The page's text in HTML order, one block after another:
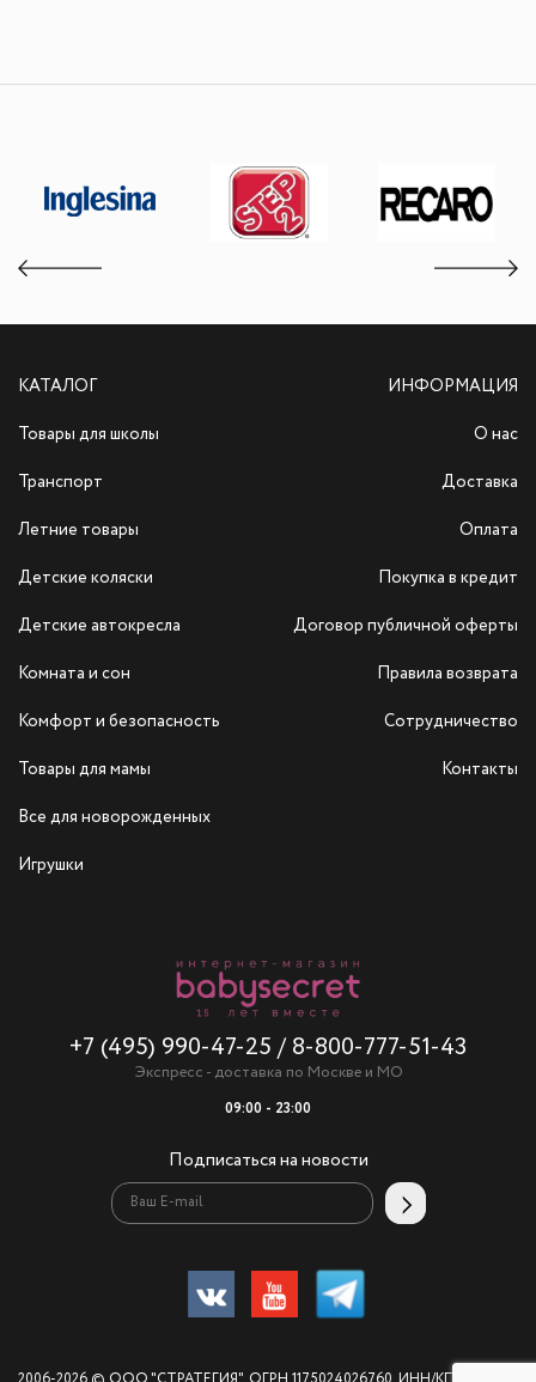
КАТАЛОГ
Товары для школы
Транспорт
Летние товары
Детские коляски
Детские автокресла
Комната и сон
Комфорт и безопасность
Товары для мамы
Все для новорожденных
Игрушки
+7 (495) 990-47-25 / 8-800-777-51-43
Экспресс - доставка по Москве и МО
09:00 - 23:00
Подписаться на новости
ИНФОРМАЦИЯ
О нас
Доставка
Оплата
Покупка в кредит
Договор публичной оферты
Правила возврата
Сотрудничество
Контакты